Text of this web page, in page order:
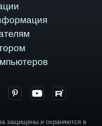
защищены и охраняются в